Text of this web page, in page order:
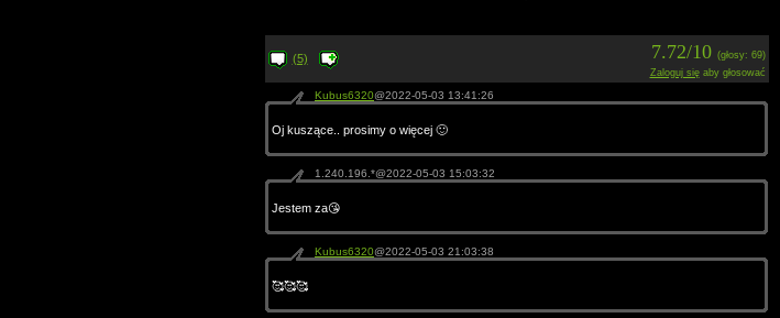
(5) 7.72/10 (głosy: 69)
Zaloguj sięaby głosować
Kubus6320@2022-05-03 13:41:26
Oj kuszące.. prosimy o więcej 🙂
1.240.196.*@2022-05-03 15:03:32
Jestem za😘
Kubus6320@2022-05-03 21:03:38
🥰🥰🥰